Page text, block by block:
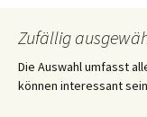
Zufällig
Die Auswahl umfasst
können interessant